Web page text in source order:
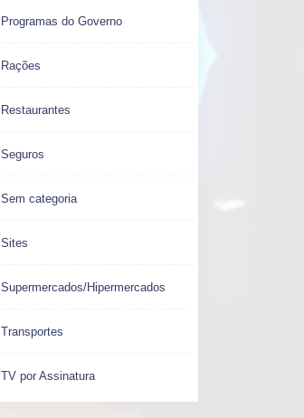
Programas do Governo
Rações
Restaurantes
Seguros
Sem categoria
Sites
Supermercados/Hipermercados
Transportes
TV por Assinatura